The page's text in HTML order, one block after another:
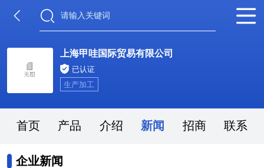
上海甲哇国际贸易有限公司
已认证
生产加工
首页 产品 介绍 新闻 招商 联系
企业新闻